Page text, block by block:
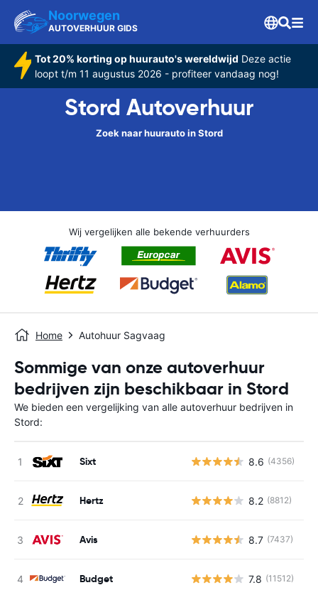
Noorwegen
AUTOVERHUUR GIDS
Tot 20% korting op huurauto's wereldwijd Deze actie
loopt t/m 11 augustus 2026 - profiteer vandaag nog!
Stord Autoverhuur
Zoek naar huurauto in Stord
Wij vergelijken alle bekende verhuurders
Home Autohuur Sagvaag
Sommige van onze autoverhuur
bedrijven zijn beschikbaar in Stord
We bieden een vergelijking van alle autoverhuur bedrijven in
Stord:
Sixt 8.6 (4356)
Hertz 8.2 (8812)
Avis 8.7 (7437)
Budget 7.8 (11512)